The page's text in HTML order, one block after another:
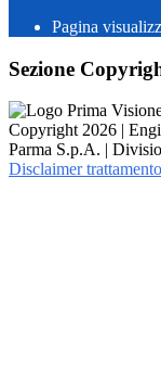
Pagina
Sezione
Copyright 2026 |
Parma S.p.A. |
Disclaimer